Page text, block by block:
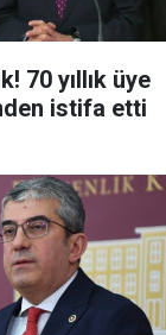
70 yıllık üye
istifa etti